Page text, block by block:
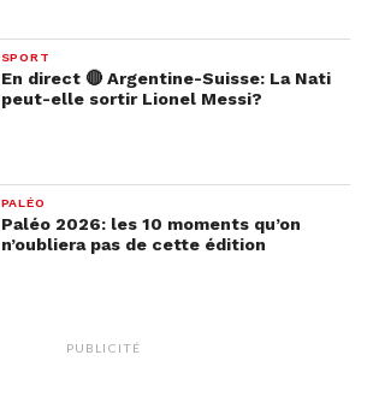
SPORT
En direct 🔴 Argentine-Suisse: La Nati
peut-elle sortir Lionel Messi?
PALÉO
Paléo 2026: les 10 moments qu’on
n’oubliera pas de cette édition
PUBLICITÉ